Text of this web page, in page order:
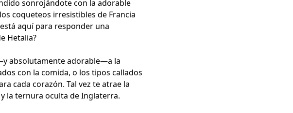
sonrojándote con la adorable
coqueteos irresistibles de Francia
aquí para responder una
Hetalia?
absolutamente adorable—a la
con la comida, o los tipos callados
cada corazón. Tal vez te atrae la
la ternura oculta de Inglaterra.